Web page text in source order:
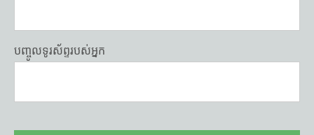
បញ្ចូលទូរស័ព្ទរបស់អ្នក